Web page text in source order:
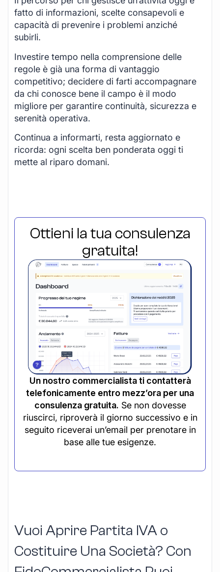
fatto di informazioni, scelte consapevoli e
capacità di prevenire i problemi anziché
subirli.
Investire tempo nella comprensione delle
regole è già una forma di vantaggio
competitivo; decidere di farti accompagnare
da chi conosce bene il campo è il modo
migliore per garantire continuità, sicurezza e
serenità operativa.
Continua a informarti, resta aggiornato e
ricorda: ogni scelta ben ponderata oggi ti
mette al riparo domani.
Ottieni la tua consulenza
gratuita!
Un nostro commercialista ti contatterà
telefonicamente entro mezz’ora per una
consulenza gratuita. Se non dovesse
riuscirci, riproverà il giorno successivo e in
seguito riceverai un’email per prenotare in
base alle tue esigenze.
Vuoi Aprire Partita IVA o
Costituire Una Società? Con